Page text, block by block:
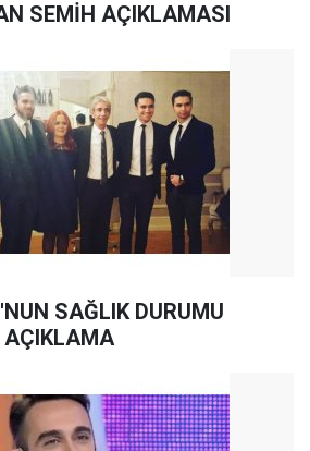
SEMİH AÇIKLAMASI
SAĞLIK DURUMU
AÇIKLAMA